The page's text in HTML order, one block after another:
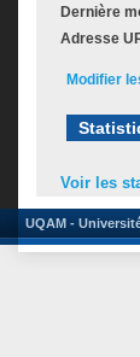
Dernière
Adresse
Modifier
Voir les
UQAM -